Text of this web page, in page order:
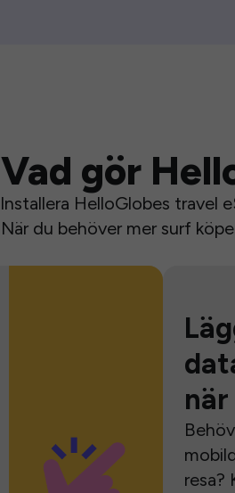
Vad gör
Installera HelloGlobes travel
När du behöver mer surf
resa?